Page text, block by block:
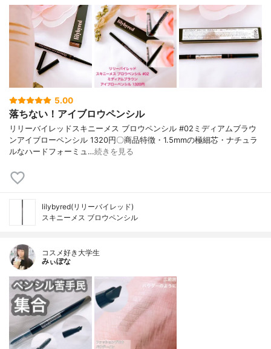
5.00
落ちない！アイブロウペンシル
リリーバイレッドスキニーメス ブロウペンシル #02ミディアムブラウ
ンアイブローペンシル 1320円〇商品特徴・1.5mmの極細芯・ナチュラ
ルなハードフォーミュ…続きを見る
lilybyred(リリーバイレッド)
スキニーメス ブロウペンシル
コスメ好き大学生
みぃぽな